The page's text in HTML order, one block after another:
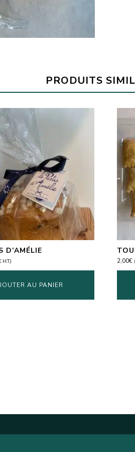
PRODUITS
D’AMÉLIE
H.T.)
AU PANIER
2,00€ (
newsletter mensuelle comprenant